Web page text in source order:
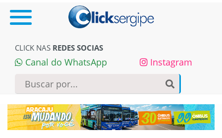
CLICK NAS REDES SOCIAS
Canal do WhatsApp Instagram